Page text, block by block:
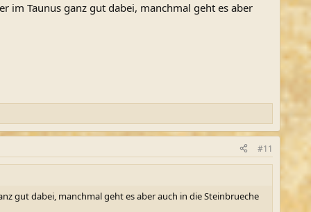
im Taunus ganz gut dabei, manchmal geht es aber
#11
gut dabei, manchmal geht es aber auch in die Steinbrueche